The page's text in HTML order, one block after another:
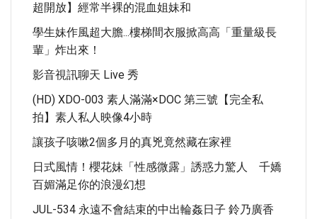
超開放】經常半裸的混血姐妹和
學生妹作風超大膽...樓梯間衣服掀高高「重量級長
輩」炸出來！
影音視訊聊天 Live 秀
(HD) XDO-003 素人滿滿×DOC 第三號【完全私
拍】素人私人映像4小時
讓孩子咳嗽2個多月的真兇竟然藏在家裡
日式風情！櫻花妹「性感微露」誘惑力驚人 千嬌
百媚滿足你的浪漫幻想
JUL-534 永遠不會結束的中出輪姦日子 鈴乃廣香